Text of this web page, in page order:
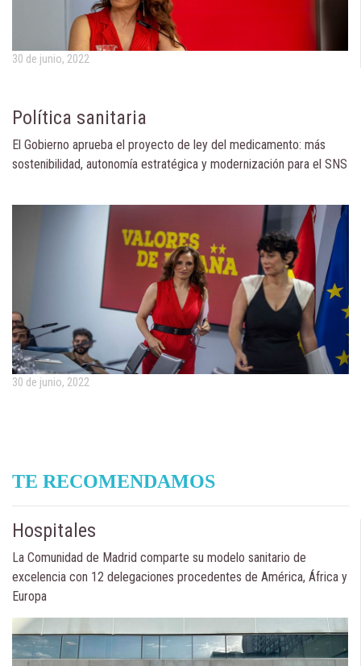
30 de junio, 2022
Política sanitaria
El Gobierno aprueba el proyecto de ley del medicamento: más
sostenibilidad, autonomía estratégica y modernización para el SNS
30 de junio, 2022
TE RECOMENDAMOS
Hospitales
La Comunidad de Madrid comparte su modelo sanitario de
excelencia con 12 delegaciones procedentes de América, África y
Europa